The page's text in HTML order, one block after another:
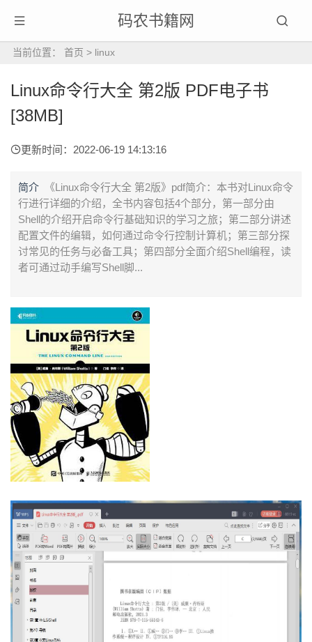
码农书籍网
当前位置： 首页 > linux
Linux命令行大全 第2版 PDF电子书
[38MB]
更新时间：2022-06-19 14:13:16
简介
《Linux命令行大全 第2版》pdf简介：本书对Linux命令
行进行详细的介绍，全书内容包括4个部分，第一部分由
Shell的介绍开启命令行基础知识的学习之旅；第二部分讲述
配置文件的编辑，如何通过命令行控制计算机；第三部分探
讨常见的任务与必备工具；第四部分全面介绍Shell编程，读
者可通过动手编写Shell脚...